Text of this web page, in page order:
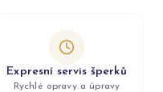
Expresní servis šperků
Rychlé opravy a úpravy